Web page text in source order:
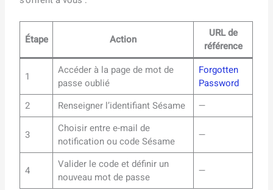
Étape Action
URL de
référence
1
Accéder à la page de mot de
passe oublié
Forgotten
Password
2
Renseigner l’identifiant Sésame —
3
Choisir entre e-mail de
notification ou code Sésame
—
4
Valider le code et définir un
nouveau mot de passe
—